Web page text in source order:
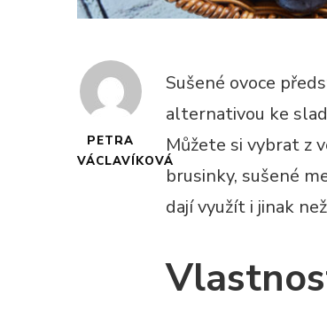
PETRA
VÁCLAVÍKOVÁ
Sušené ovoce
alternativou ke
Můžete si vybrat z
brusinky, sušené
dají využít i jinak